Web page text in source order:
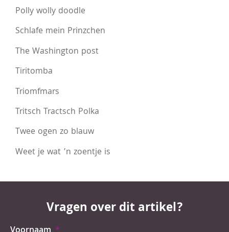
Polly wolly doodle
Schlafe mein Prinzchen
The Washington post
Tiritomba
Triomfmars
Tritsch Tractsch Polka
Twee ogen zo blauw
Weet je wat ’n zoentje is
Vragen over dit artikel?